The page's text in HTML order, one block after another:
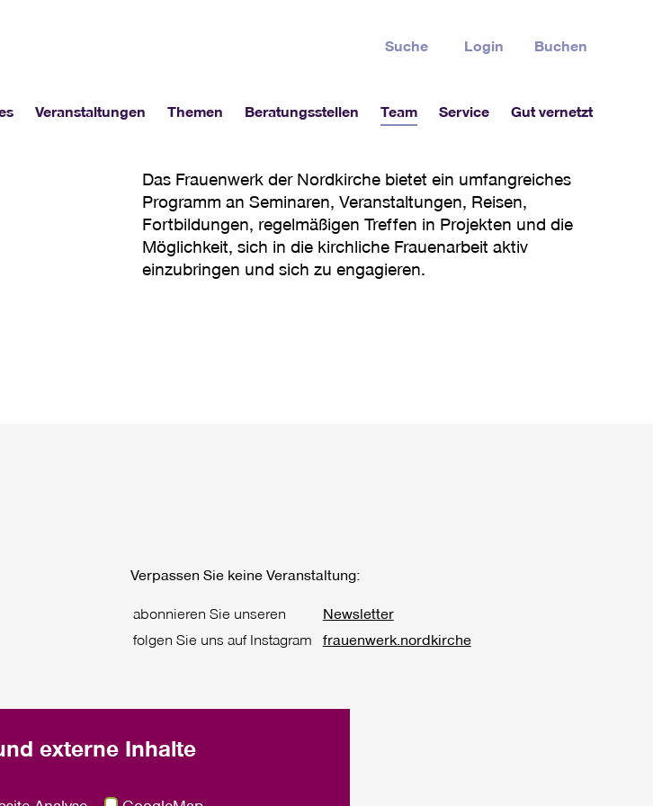
Suche Login Buchen
Veranstaltungen Themen Beratungsstellen Team Service Gut vernetzt
Das Frauenwerk der Nordkirche bietet ein umfangreiches
Programm an Seminaren, Veranstaltungen, Reisen,
Fortbildungen, regelmäßigen Treffen in Projekten und die
Möglichkeit, sich in die kirchliche Frauenarbeit aktiv
einzubringen und sich zu engagieren.
Verpassen Sie keine Veranstaltung:
abonnieren Sie unseren
Newsletter
folgen Sie uns auf Instagram
frauenwerk.nordkirche
externe Inhalte